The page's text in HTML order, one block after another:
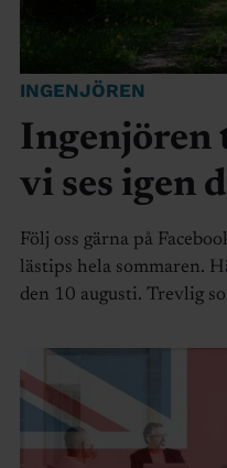
INGENJÖREN
Ingenjören
vi ses igen
Följ oss gärna på
lästips hela sommaren.
den 10 augusti. Trevlig